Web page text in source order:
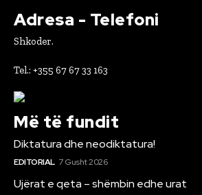
Adresa - Telefoni
Shkoder.
Tel.: +355 67 67 33 163
Më të fundit
Diktatura dhe neodiktatura!
EDITORIAL 7 Gusht 2026
Ujërat e qeta – shëmbin edhe urat